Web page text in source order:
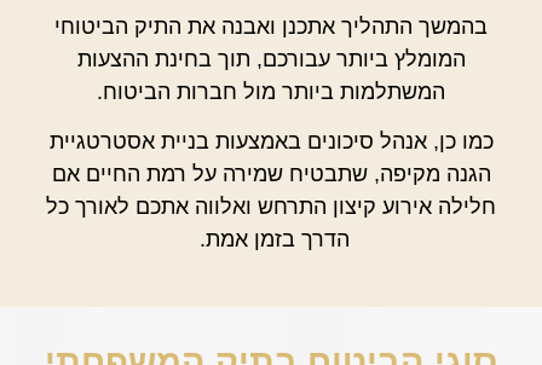
בהמשך התהליך אתכנן ואבנה את התיק הביטוחי
המומלץ ביותר עבורכם, תוך בחינת ההצעות
המשתלמות ביותר מול חברות הביטוח.
כמו כן,אנהל סיכונים באמצעות בניית אסטרטגיית
הגנה מקיפה, שתבטיח שמירה על רמת החיים אם
חלילה אירוע קיצון התרחש ואלווה אתכם לאורך כל
הדרך בזמן אמת.